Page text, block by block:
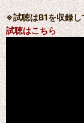
※試聴はB1を収録し
試聴はこちら